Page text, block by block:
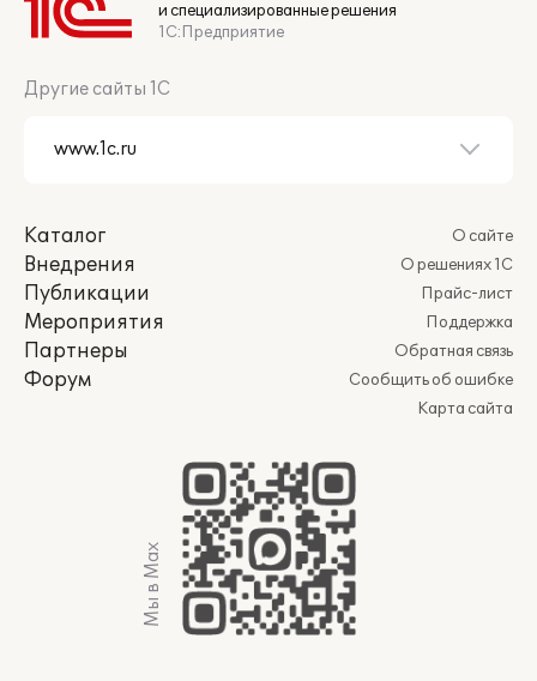
и специализированные решения
1С:Предприятие
Другие сайты 1С
Каталог
Внедрения
Публикации
Мероприятия
Партнеры
Форум
О сайте
О решениях 1С
Прайс-лист
Поддержка
Обратная связь
Сообщить об ошибке
Карта сайта
Мы в Max